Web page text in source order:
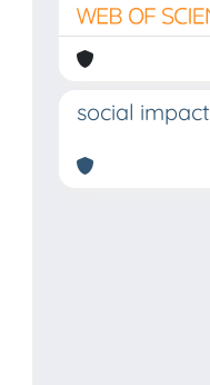
social impact